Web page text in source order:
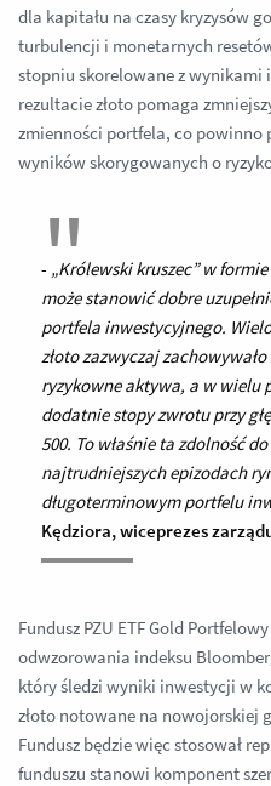
dla kapitału na czasy kryzysów
turbulencji i monetarnych
stopniu skorelowane z
rezultacie złoto pomaga
zmienności portfela, co powinno
wyników skorygowanych o
- „Królewski kruszec” w
może stanowić dobre
portfela inwestycyjnego.
złoto zazwyczaj
ryzykowne aktywa, a w wielu
dodatnie stopy zwrotu przy
500. To właśnie ta zdolność
najtrudniejszych epizodach
długoterminowym portfelu
Kędziora, wiceprezes
Fundusz PZU ETF Gold
odwzorowania indeksu
który śledzi wyniki inwestycji w
złoto notowane na nowojorskiej
Fundusz będzie więc stosował
funduszu stanowi komponent